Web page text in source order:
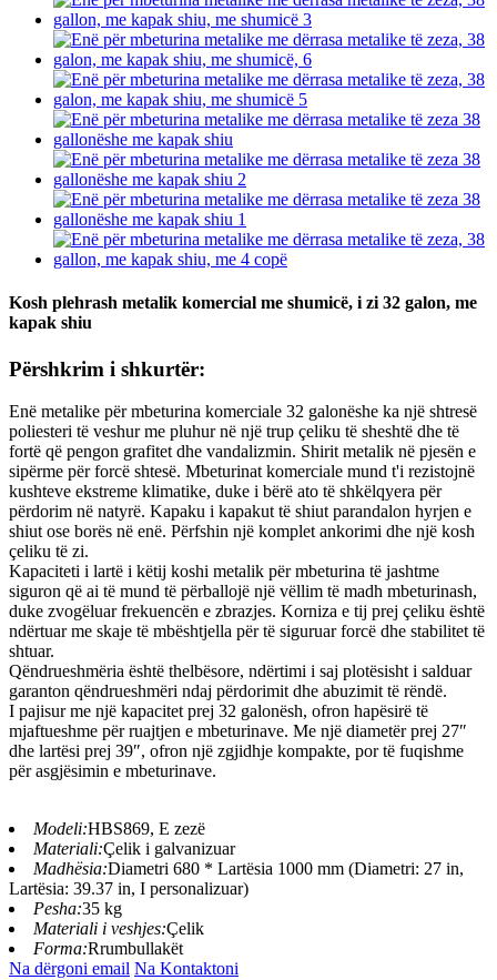
Kosh plehrash metalik komercial me shumicë, i zi 32 galon, me
kapak shiu
Përshkrim i shkurtër:
Enë metalike për mbeturina komerciale 32 galonëshe ka një shtresë
poliesteri të veshur me pluhur në një trup çeliku të sheshtë dhe të
fortë që pengon grafitet dhe vandalizmin. Shirit metalik në pjesën e
sipërme për forcë shtesë. Mbeturinat komerciale mund t'i rezistojnë
kushteve ekstreme klimatike, duke i bërë ato të shkëlqyera për
përdorim në natyrë. Kapaku i kapakut të shiut parandalon hyrjen e
shiut ose borës në enë. Përfshin një komplet ankorimi dhe një kosh
çeliku të zi.
Kapaciteti i lartë i këtij koshi metalik për mbeturina të jashtme
siguron që ai të mund të përballojë një vëllim të madh mbeturinash,
duke zvogëluar frekuencën e zbrazjes. Korniza e tij prej çeliku është
ndërtuar me skaje të mbështjella për të siguruar forcë dhe stabilitet të
shtuar.
Qëndrueshmëria është thelbësore, ndërtimi i saj plotësisht i salduar
garanton qëndrueshmëri ndaj përdorimit dhe abuzimit të rëndë.
I pajisur me një kapacitet prej 32 galonësh, ofron hapësirë ​​të
mjaftueshme për ruajtjen e mbeturinave. Me një diametër prej 27″
dhe lartësi prej 39″, ofron një zgjidhje kompakte, por të fuqishme
për asgjësimin e mbeturinave.
Modeli:HBS869, E zezë
Materiali:Çelik i galvanizuar
Madhësia:Diametri 680 * Lartësia 1000 mm (Diametri: 27 in,
Lartësia: 39.37 in, I personalizuar)
Pesha:35 kg
Materiali i veshjes:Çelik
Forma:Rrumbullakët
Na dërgoni email Na Kontaktoni